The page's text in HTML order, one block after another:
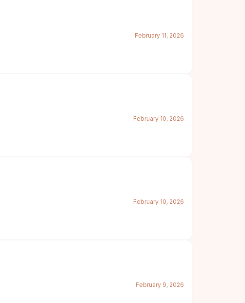
February 11, 2026
February 10, 2026
February 10, 2026
February 9, 2026